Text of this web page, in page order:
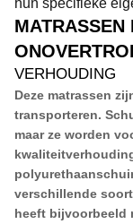
MATRASSEN
VERHOUDING
Deze matrassen
transporteren.
maar ze worden
verschillende
heeft bijvoorbeeld